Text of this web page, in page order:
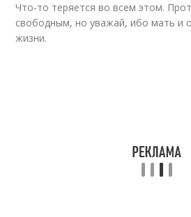
Что-то теряется во всем этом.
свободным, но уважай, ибо мать и
жизни.